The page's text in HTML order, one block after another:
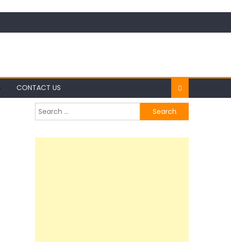
CONTACT US
Search
for: